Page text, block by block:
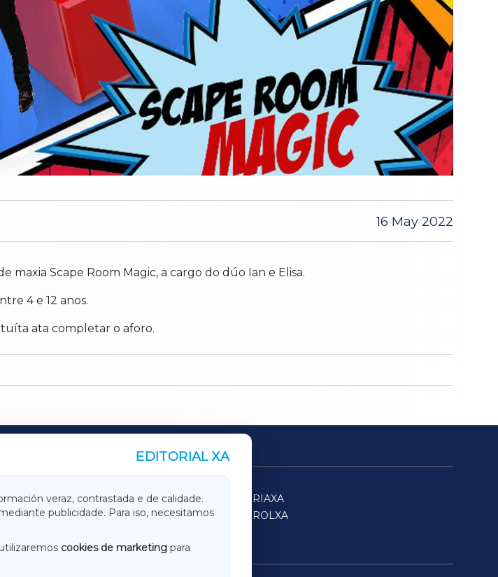
16 May 2022
maxia Scape Room Magic, a cargo do dúo Ian e Elisa.
4 e 12 anos.
ata completar o aforo.
EDITORIAL XA
veraz, contrastada e de calidade.
publicidade. Para iso, necesitamos
cookies de marketing para
TERRACHAXA
SARRIAXA
ACORUÑAXA
FERROLXA